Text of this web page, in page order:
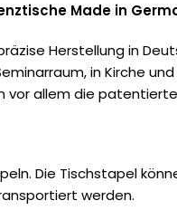
Made in
Herstellung in
in Kirche
vor allem die
Die Tischstapel
werden.